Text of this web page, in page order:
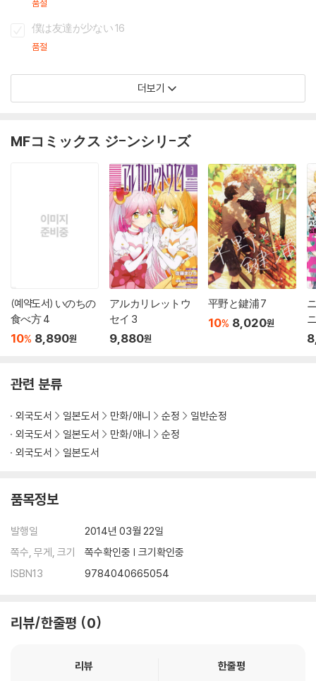
품절
僕は友達が少ない 16
품절
더보기
MFコミックス ジ-ンシリ-ズ
(예약도서) いのちの
食べ方 4
10% 8,890원
アルカリレットウ
セイ 3
9,880원
平野と鍵浦 7
10% 8,020원
관련 분류
외국도서 일본도서 만화/애니 순정
일반순정
외국도서
일본도서 만화/애니
순정
외국도서
일본도서
품목정보
발행일
2014년 03월 22일
쪽수, 무게, 크기
쪽수확인중 | 크기확인중
ISBN13
9784040665054
리뷰/한줄평 0
리뷰
한줄평